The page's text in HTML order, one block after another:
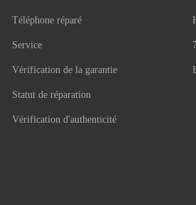
Téléphone réparé
Service
Vérification de la garantie
Statut de réparation
Vérification d'authenticité